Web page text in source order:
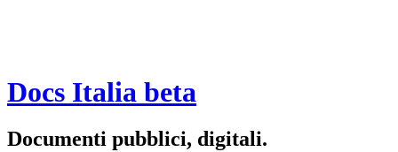
Docs Italia beta
Documenti pubblici, digitali.